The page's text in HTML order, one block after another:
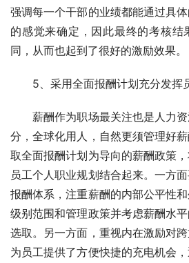
强调每一个干部的业绩都能通过具
的感觉来确定，因此最终的考核结
同，从而也起到了很好的激励效果。
5、采用全面报酬计划充分发挥
薪酬作为职场最关注也是人力资
分，全球化用人，自然更须管理好
取全面报酬计划为导向的薪酬政策
员工个人职业规划结合起来。一方
报酬体系，注重薪酬的内部公平性
级别范围和管理政策并考虑薪酬水
选取。另一方面，重视内在激励对
为员工提供了方便快捷的充电机会